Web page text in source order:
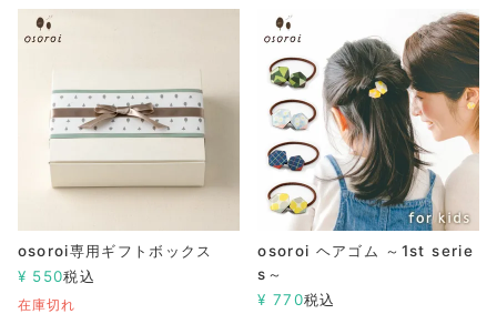
osoroi専用ギフトボックス
¥ 550税込
在庫切れ
osoroi ヘアゴム ～1st serie
s～
¥ 770税込